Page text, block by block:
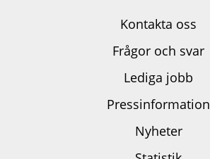
Kontakta oss
Frågor och svar
Lediga jobb
Pressinformation
Nyheter